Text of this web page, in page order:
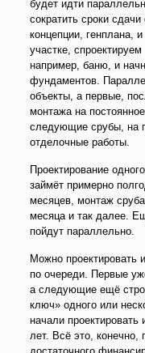
будет идти
сократить сроки
концепции, генплана,
участке,
например, баню, и
фундаментов.
объекты, а первые,
монтажа на
следующие срубы, на
отделочные работы.
Проектирование
займёт примерно
месяцев, монтаж
месяца и так далее.
пойдут параллельно.
Можно проектировать
по очереди. Первые
а следующие ещё
ключ» одного или
начали
лет. Всё это, конечно,